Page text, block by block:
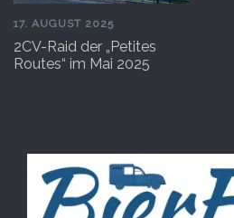
17. AUGUST 2025
2CV-Raid der „Petites
Routes“ im Mai 2025